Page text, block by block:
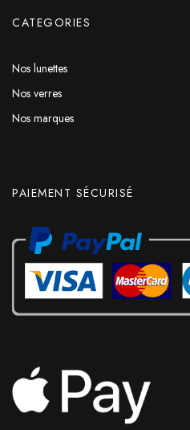
CATEGORIES
Nos lunettes
Nos verres
Nos marques
PAIEMENT SÉCURISÉ